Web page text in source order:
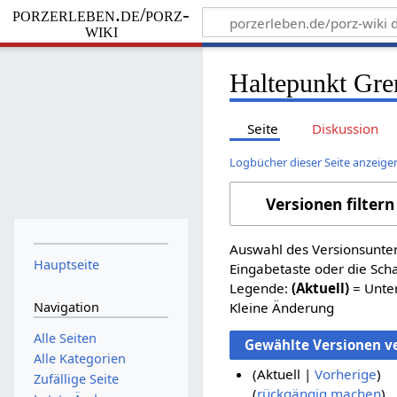
porzerleben.de/porz-
wiki
Haltepunkt
Seite Diskussion
Logbücher dieser Seite
Versionen filtern
Auswahl des
Eingabetaste oder die
Legende:(Aktuell) =
Kleine Änderung
Aktuell Vorherige
K
Hauptseite
Navigation
Alle Seiten
Alle Kategorien
Zufällige Seite